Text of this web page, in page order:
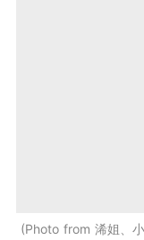
Photo from 浠姐、